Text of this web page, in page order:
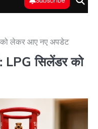
को लेकर आए नए अपडेट
LPG सिलेंडर को